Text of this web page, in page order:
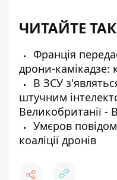
ЧИТАЙТЕ
Франція
дрони-камікадзе:
В ЗСУ
штучним
Великобританії -
Умєров
коаліції дронів